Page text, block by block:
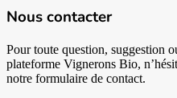
Nous contacter
Pour toute question, suggestion
plateforme Vignerons Bio,
notre formulaire de contact.